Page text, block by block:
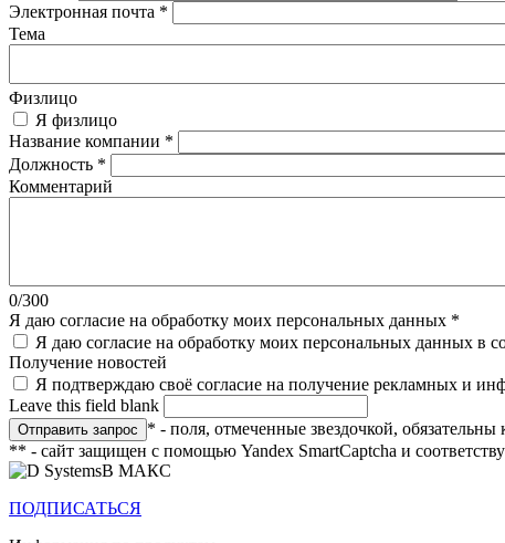
Электронная почта *
Тема
Физлицо
Я физлицо
Название компании *
Должность *
Комментарий
0/300
Я даю согласие на обработку моих персональных данных *
Я даю согласие на обработку моих персональных данных в
Получение новостей
Я подтверждаю своё согласие на получение рекламных и
Leave this field blank
* - поля, отмеченные звездочкой,
** - сайт защищен с помощью Yandex SmartCaptcha и
В МАКС
ПОДПИСАТЬСЯ